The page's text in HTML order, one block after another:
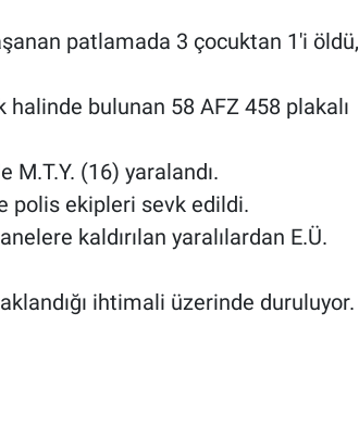
patlamada 3 çocuktan 1'i öldü,
bulunan 58 AFZ 458 plakalı
M.T.Y. (16) yaralandı.
polis ekipleri sevk edildi.
kaldırılan yaralılardan E.Ü.
ihtimali üzerinde duruluyor.